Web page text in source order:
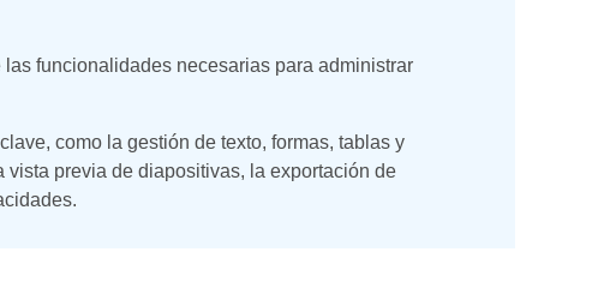
funcionalidades necesarias para administrar
como la gestión de texto, formas, tablas y
previa de diapositivas, la exportación de